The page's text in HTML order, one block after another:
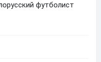
футболист